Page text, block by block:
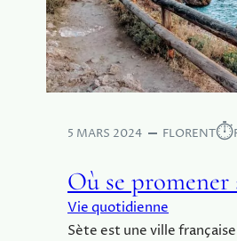
R
E
D
E
S
T
É
C
R
5 MARS 2024 FLORENT⏱︎
Où se promener
Vie quotidienne
Sète est une ville